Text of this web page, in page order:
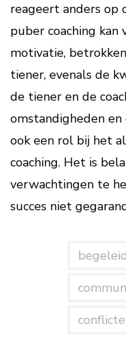
reageert anders op
puber coaching kan
motivatie,
tiener, evenals de
de tiener en de
omstandigheden
ook een rol bij het
coaching. Het is
verwachtingen te
succes niet